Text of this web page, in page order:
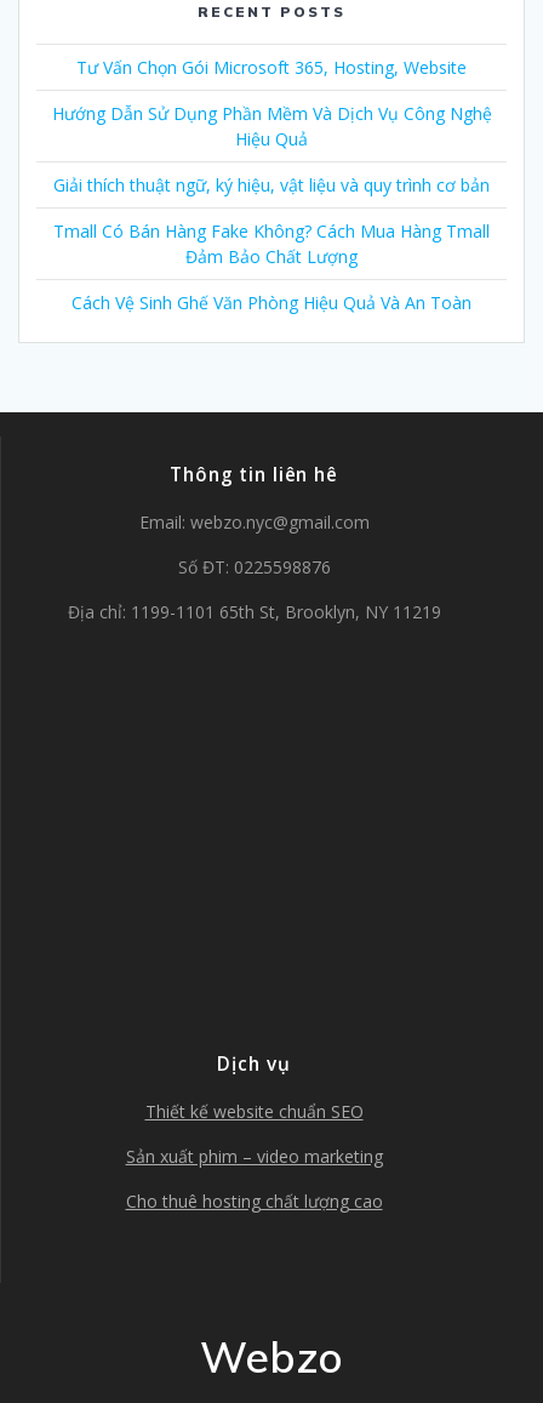
RECENT POSTS
Tư Vấn Chọn Gói Microsoft 365, Hosting, Website
Hướng Dẫn Sử Dụng Phần Mềm Và Dịch Vụ Công Nghệ
Hiệu Quả
Giải thích thuật ngữ, ký hiệu, vật liệu và quy trình cơ bản
Tmall Có Bán Hàng Fake Không? Cách Mua Hàng Tmall
Đảm Bảo Chất Lượng
Cách Vệ Sinh Ghế Văn Phòng Hiệu Quả Và An Toàn
Thông tin liên hê
Email: webzo.nyc@gmail.com
Số ĐT: 0225598876
Địa chỉ: 1199-1101 65th St, Brooklyn, NY 11219
Dịch vụ
Thiết kế website chuẩn SEO
Sản xuất phim – video marketing
Cho thuê hosting chất lượng cao
Webzo